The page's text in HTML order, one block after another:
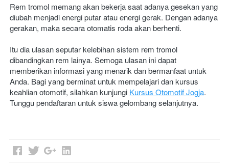
Rem tromol memang akan bekerja saat adanya gesekan yang
diubah menjadi energi putar atau energi gerak. Dengan adanya
gerakan, maka secara otomatis roda akan berhenti.
Itu dia ulasan seputar kelebihan sistem rem tromol
dibandingkan rem lainya. Semoga ulasan ini dapat
memberikan informasi yang menarik dan bermanfaat untuk
Anda. Bagi yang berminat untuk mempelajari dan kursus
keahlian otomotif, silahkan kunjungi Kursus Otomotif Jogja.
Tunggu pendaftaran untuk siswa gelombang selanjutnya.